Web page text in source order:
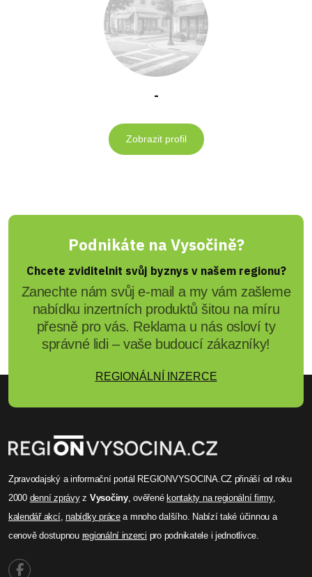
-
Zobrazit profil
Podnikáte na Vysočině?
Chcete zviditelnit svůj byznys v našem regionu?
Zanechte nám svůj e-mail a my vám zašleme
nabídku inzertních produktů šitou na míru
přesně pro vás. Reklama u nás osloví ty
správné lidi – vaše budoucí zákazníky!
REGIONÁLNÍ INZERCE
Zpravodajský a informační portál REGIONVYSOCINA.CZ přináší od roku
2000 denní zprávyz Vysočiny, ověřené kontakty na regionální firmy,
kalendář akcí,nabídky prácea mnoho dalšího. Nabízí také účinnou a
cenově dostupnou regionální inzerci pro podnikatele i jednotlivce.